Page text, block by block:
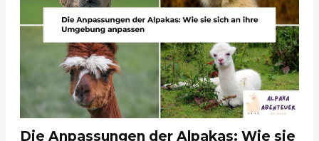
Die Anpassungen der Alpakas: Wie sie